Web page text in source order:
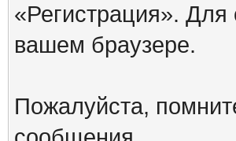
«Регистрация».
вашем браузере.
Пожалуйста,